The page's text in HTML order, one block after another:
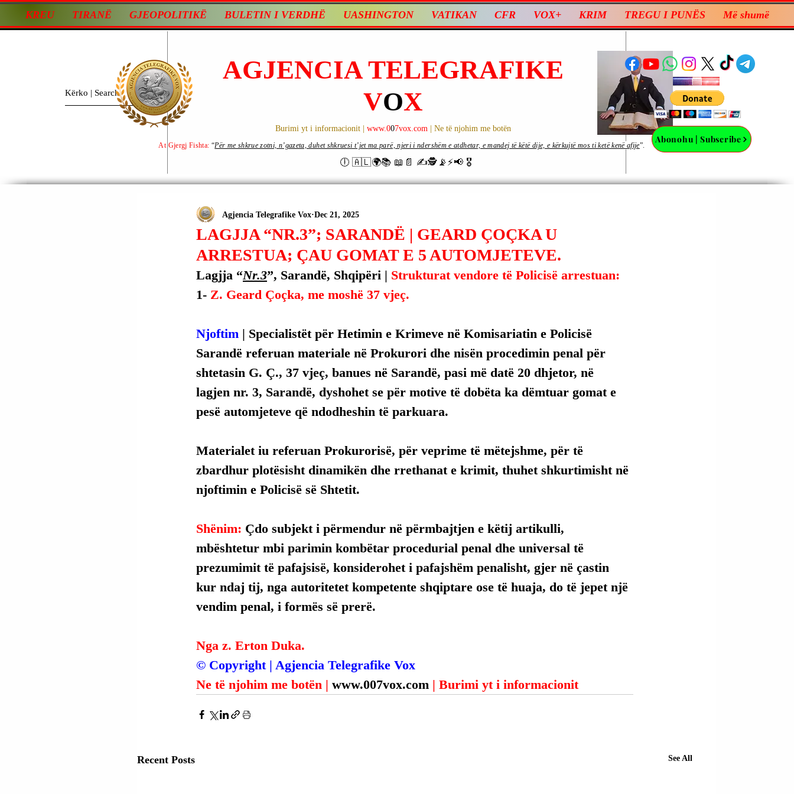
KREU TIRANË GJEOPOLITIKË BULETIN I VERDHË UASHINGTON VATIKAN CFR VOX+ KRIM TREGU I PUNËS Më shumë
AGJENCIA TELEGRAFIKE
VOX
Burimi yt i informacionit | www.007vox.com | Ne të njohim me botën
🕕 🇦🇱🌍📚 📖📄 ✍🕵️📡⚡️📢 🎖
Abonohu | Subscribe
At Gjergj Fishta: “Për me shkrue zotni, n’gazeta, duhet shkruesi t’jet ma parë, njeri i ndershëm e atdhetar, e mandej të këtë dije, e kërkujtë mos ti ketë kenë afije”.
LAGJJA “NR.3”; SARANDË | GEARD ÇOÇKA U
ARRESTUA; ÇAU GOMAT E 5 AUTOMJETEVE.
Agjencia Telegrafike Vox Dec 21, 2025
Lagjja “Nr.3”, Sarandë, Shqipëri | Strukturat vendore të Policisë arrestuan:
1- Z. Geard Çoçka, me moshë 37 vjeç.
Njoftim | Specialistët për Hetimin e Krimeve në Komisariatin e Policisë
Sarandë referuan materiale në Prokurori dhe nisën procedimin penal për
shtetasin G. Ç., 37 vjeç, banues në Sarandë, pasi më datë 20 dhjetor, në
lagjen nr. 3, Sarandë, dyshohet se për motive të dobëta ka dëmtuar gomat e
pesë automjeteve që ndodheshin të parkuara.
Materialet iu referuan Prokurorisë, për veprime të mëtejshme, për të
zbardhur plotësisht dinamikën dhe rrethanat e krimit, thuhet shkurtimisht në
njoftimin e Policisë së Shtetit.
Shënim: Çdo subjekt i përmendur në përmbajtjen e këtij artikulli,
mbështetur mbi parimin kombëtar procedurial penal dhe universal të
prezumimit të pafajsisë, konsiderohet i pafajshëm penalisht, gjer në çastin
kur ndaj tij, nga autoritetet kompetente shqiptare ose të huaja, do të jepet një
vendim penal, i formës së prerë.
Nga z. Erton Duka.
© Copyright | Agjencia Telegrafike Vox
Ne të njohim me botën | www.007vox.com | Burimi yt i informacionit
Recent Posts See All